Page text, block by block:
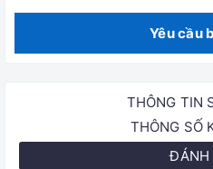
Yêu cầu
THÔNG TIN
THÔNG SỐ
ĐÁNH